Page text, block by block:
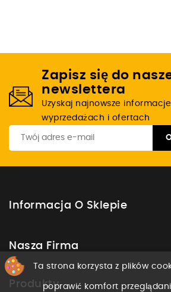
Zapisz się do
newslettera
Uzyskaj najnowsze
wyprzedażach i ofertach
Informacja O Sklepie
Nasza Firma
Produkty
Ta strona korzysta z plików
poprawić komfort